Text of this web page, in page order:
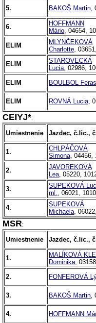
5. BAKOŠ Martin,
6.
HOFFMANN
Mário, 04654,
ELIM
MLYNČEKOVÁ
Charlotte,
ELIM
STAROVECKÁ
Lucia, 02986,
ELIM
BOULBOL Feras
ELIM ROVNÁ Lucia,
CEIYJ*:
Umiestnenie Jazdec, č.lic.,
1.
CHLPÁČOVÁ
Simona, 04456,
2.
JAVOREKOVÁ
Lea, 05220,
3.
SUPEKOVÁ
ml., 06021,
4.
SUPEKOVÁ
Michaela,
MSR:
Umiestnenie Jazdec, č.lic.,
1.
MALÍKOVÁ
Dominika,
2. FONFEROVÁ
3.
BAKOŠ Martin,
4.
HOFFMANN